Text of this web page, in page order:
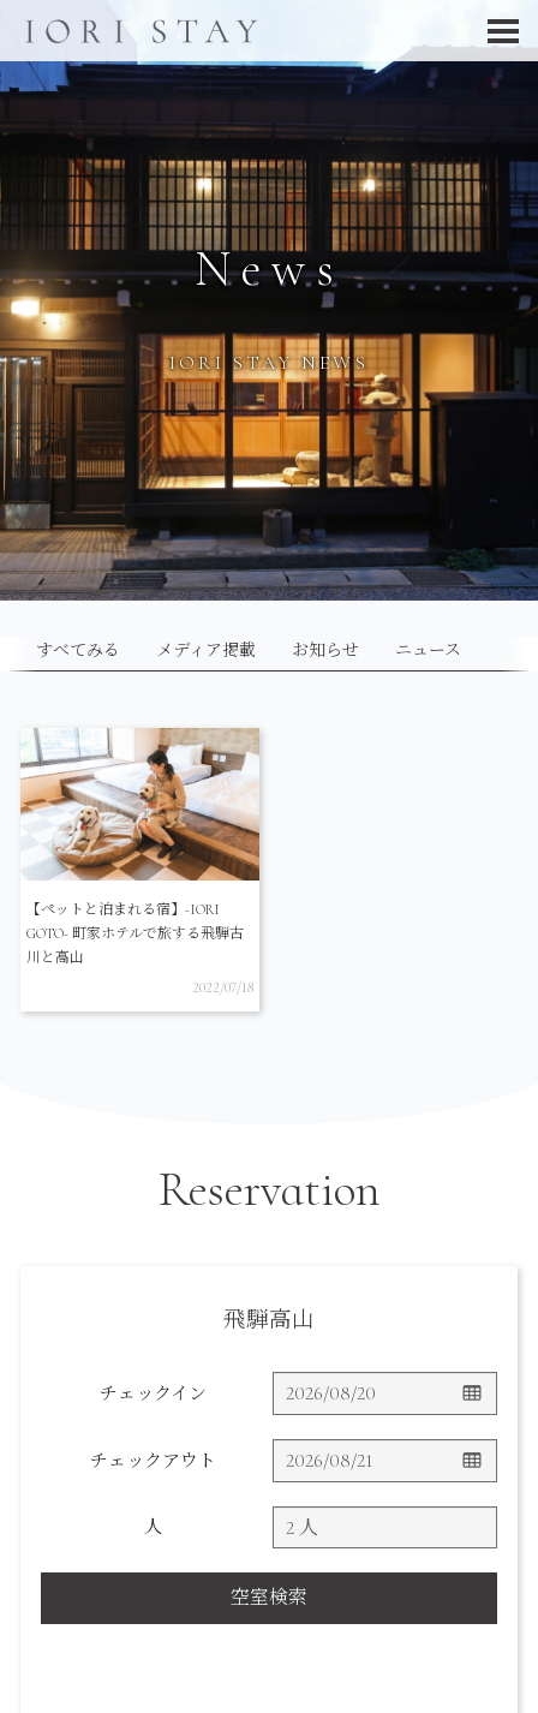
News
IORI STAY NEWS
すべてみる メディア掲載 お知らせ ニュース
【ペットと泊まれる宿】-IORI
GOTO- 町家ホテルで旅する飛騨古
川と高山
2022/07/18
Reservation
飛騨高山
チェックイン
チェックアウト
人
空室検索